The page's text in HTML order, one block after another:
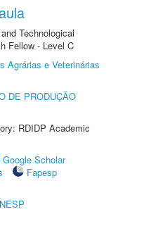
Technological
Fellow - Level C
Agrárias e Veterinárias
DE PRODUÇÃO
RDIDP Academic
Google Scholar
Fapesp